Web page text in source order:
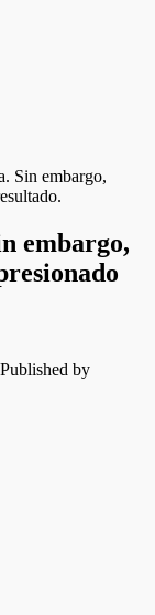
Sin embargo,
embargo,
Published by